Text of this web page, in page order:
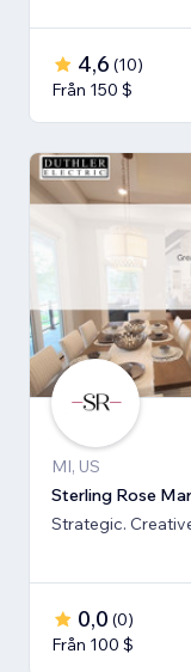
4,6 (10)
Från 150 $
MI, US
Sterling Rose
Strategic.
0,0 (0)
Från 100 $